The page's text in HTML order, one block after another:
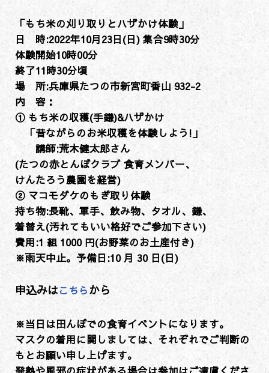
「もち米の刈り取りとハザかけ体験」
日 時:2022年10月23日(日) 集合9時30分
体験開始10時00分
終了11時30分頃
場 所:兵庫県たつの市新宮町香山 932-2
内 容：
① もち米の収穫(手鎌)&ハザかけ
「昔ながらのお米収穫を体験しよう!」
講師:荒木健太郎さん
(たつの赤とんぼクラブ 食育メンバー、
けんたろう農園を経営)
② マコモダケのもぎ取り体験
持ち物:長靴、軍手、飲み物、タオル、鎌、
着替え(汚れてもいい格好でご参加下さい)
費用:1 組 1000 円(お野菜のお土産付き)
※雨天中止。予備日:10 月 30 日(日)
申込みはこちらから
※当日は田んぼでの食育イベントになります。
マスクの着用に関しましては、それぞれでご判断の
もとお願い申し上げます。